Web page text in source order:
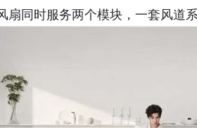
扇同时服务两个模块，一套风道